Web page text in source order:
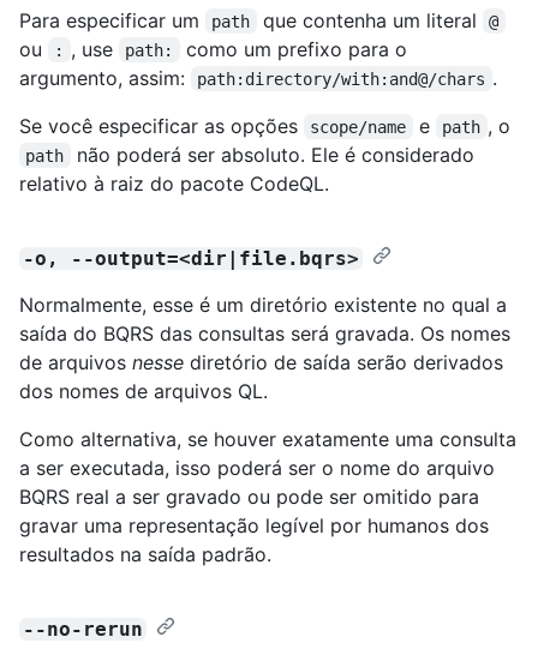
Para especificar um
path que contenha um literal @
ou : , use path:
como um prefixo para o
argumento, assim:
path:directory/with:and@/chars .
Se você especificar as opções
scope/name e path , o
path
não poderá ser absoluto. Ele é considerado
relativo à raiz do pacote CodeQL.
-o, --output=<dir|file.bqrs>
Normalmente, esse é um diretório existente no qual a
saída do BQRS das consultas será gravada. Os nomes
de arquivos nesse diretório de saída serão derivados
dos nomes de arquivos QL.
Como alternativa, se houver exatamente uma consulta
a ser executada, isso poderá ser o nome do arquivo
BQRS real a ser gravado ou pode ser omitido para
gravar uma representação legível por humanos dos
resultados na saída padrão.
--no-rerun